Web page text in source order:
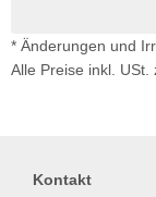
* Änderungen und
Alle Preise inkl. USt.
Kontakt